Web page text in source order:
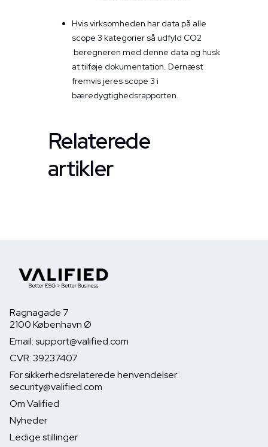
Hvis virksomheden har data på alle
scope 3 kategorier så udfyld CO2
beregneren med denne data og husk
at tilføje dokumentation. Dernæst
fremvis jeres scope 3 i
bæredygtighedsrapporten.
Relaterede
artikler
Ragnagade 7
2100 København Ø
Email: support@valified.com
CVR: 39237407
For sikkerhedsrelaterede henvendelser:
security@valified.com
Om Valified
Nyheder
Ledige stillinger